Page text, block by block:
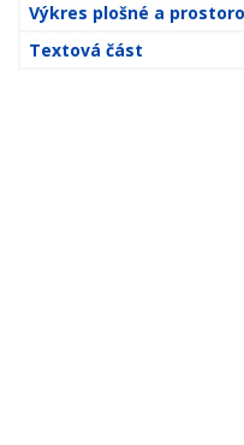
Výkres plošné a
Textová část